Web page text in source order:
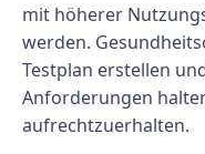
mit höherer
werden.
Testplan erstellen
Anforderungen
aufrechtzuerhalten.